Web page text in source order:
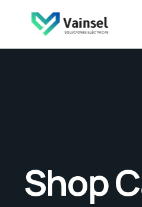
Shop